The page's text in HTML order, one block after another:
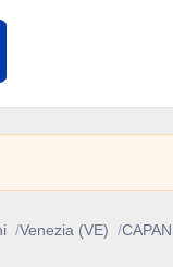
Venezia (VE)